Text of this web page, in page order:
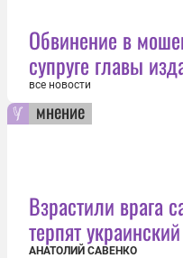
Обвинение в
супруге главы
все новости
мнение
Взрастили врага
терпят
АНАТОЛИЙ САВЕНКО